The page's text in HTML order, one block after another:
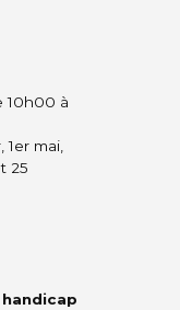
10h00 à
1er mai,
25